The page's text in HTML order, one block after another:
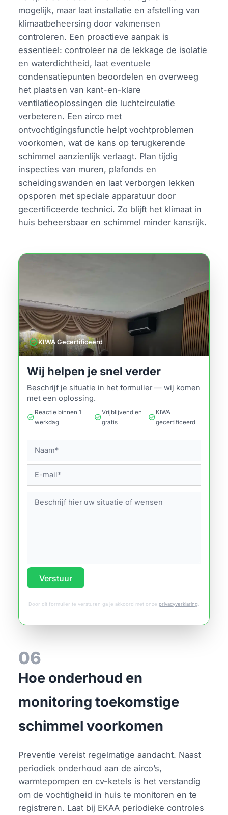
mogelijk, maar laat installatie en afstelling van
klimaatbeheersing door vakmensen
controleren. Een proactieve aanpak is
essentieel: controleer na de lekkage de isolatie
en waterdichtheid, laat eventuele
condensatiepunten beoordelen en overweeg
het plaatsen van kant-en-klare
ventilatieoplossingen die luchtcirculatie
verbeteren. Een airco met
ontvochtigingsfunctie helpt vochtproblemen
voorkomen, wat de kans op terugkerende
schimmel aanzienlijk verlaagt. Plan tijdig
inspecties van muren, plafonds en
scheidingswanden en laat verborgen lekken
opsporen met speciale apparatuur door
gecertificeerde technici. Zo blijft het klimaat in
huis beheersbaar en schimmel minder kansrijk.
verifiedKIWA Gecertificeerd
Wij helpen je snel verder
Beschrijf je situatie in het formulier — wij komen
met een oplossing.
check_circle
Reactie binnen 1
werkdag
check_circle
Vrijblijvend en
gratis
check_circle
KIWA
gecertificeerd
Verstuur
Door dit formulier te versturen ga je akkoord met onze privacyverklaring.
06
Hoe onderhoud en
monitoring toekomstige
schimmel voorkomen
Preventie vereist regelmatige aandacht. Naast
periodiek onderhoud aan de airco’s,
warmtepompen en cv-ketels is het verstandig
om de vochtigheid in huis te monitoren en te
registreren. Laat bij EKAA periodieke controles